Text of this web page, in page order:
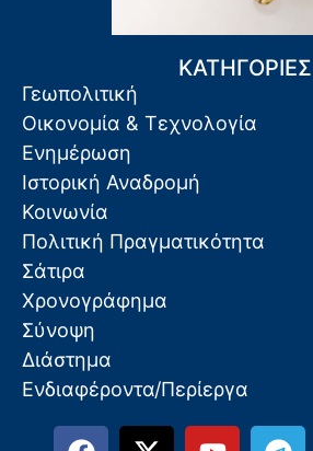
ΚΑΤΗΓΟΡΙΕΣ
Γεωπολιτική
Οικονομία & Τεχνολογία
Ενημέρωση
Ιστορική Αναδρομή
Κοινωνία
Πολιτική Πραγματικότητα
Σάτιρα
Χρονογράφημα
Σύνοψη
Διάστημα
Ενδιαφέροντα/Περίεργα